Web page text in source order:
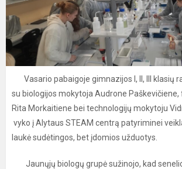
Vasario pabaigoje gimnazijos I, II, III klasių
su biologijos mokytoja Audrone
Rita Morkaitiene bei technologijų mokytoju
vyko į Alytaus STEAM centrą patyriminei
laukė sudėtingos, bet įdomios užduotys.
Jaunųjų biologų grupė sužinojo, kad